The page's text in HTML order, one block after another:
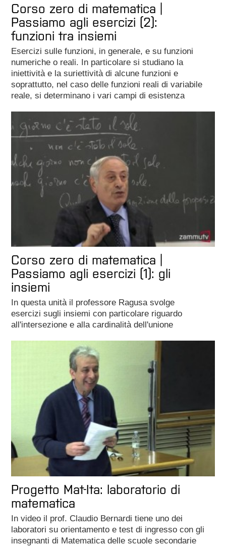
Corso zero di matematica |
Passiamo agli esercizi (2):
funzioni tra insiemi
Esercizi sulle funzioni, in generale, e su funzioni
numeriche o reali. In particolare si studiano la
iniettività e la suriettività di alcune funzioni e
soprattutto, nel caso delle funzioni reali di variabile
reale, si determinano i vari campi di esistenza
Corso zero di matematica |
Passiamo agli esercizi (1): gli
insiemi
In questa unità il professore Ragusa svolge
esercizi sugli insiemi con particolare riguardo
all'intersezione e alla cardinalità dell'unione
Progetto Mat-Ita: laboratorio di
matematica
In video il prof. Claudio Bernardi tiene uno dei
laboratori su orientamento e test di ingresso con gli
insegnanti di Matematica delle scuole secondarie